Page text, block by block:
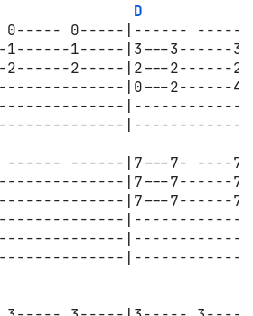
D
0----- 0-----|------
1------1-----|3---3------
2------2-----|2---2------
|0---2------
------ ------|7---7- ----
|7---7------
|7---7------